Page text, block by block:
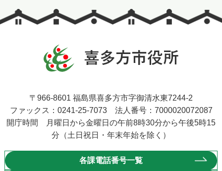
〒966-8601 福島県喜多方市字御清水東7244-2
ファックス：0241-25-7073 法人番号：7000020072087
開庁時間 月曜日から金曜日の午前8時30分から午後5時15
分（土日祝日・年末年始を除く）
各課電話番号一覧